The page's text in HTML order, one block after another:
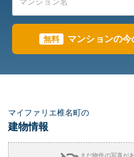
無料 マンションの
マイファリエ椎名町の
建物情報
まだ物件の写真が